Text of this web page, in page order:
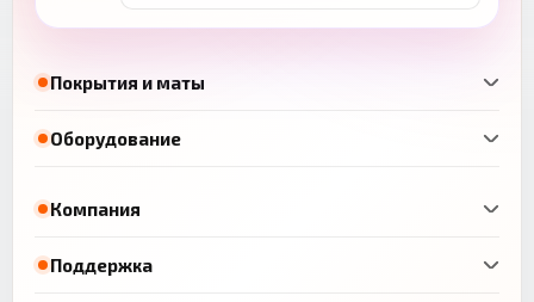
Покрытия и маты
Оборудование
Компания
Поддержка